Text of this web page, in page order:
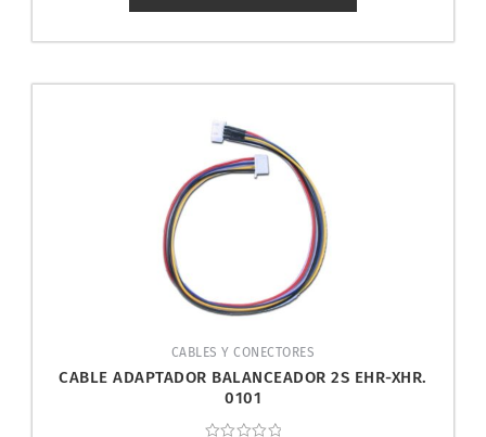
CABLES Y CONECTORES
CABLE ADAPTADOR BALANCEADOR 2S EHR-XHR.
0101